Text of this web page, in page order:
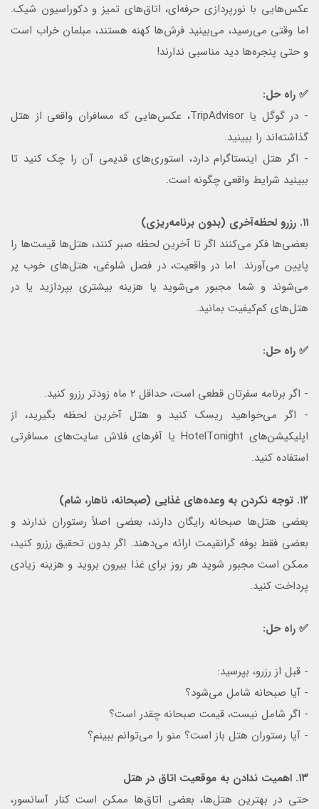
عکس‌هایی با نورپردازی حرفه‌ای، اتاق‌های تمیز و دکوراسیون شیک.
اما وقتی می‌رسید، می‌بینید فرش‌ها کهنه هستند، مبلمان خراب است
و حتی پنجره‌ها دید مناسبی ندارند!
✅ راه حل:
- در گوگل یا TripAdvisor، عکس‌هایی که مسافران واقعی از هتل
گذاشته‌اند را ببینید.
- اگر هتل اینستاگرام دارد، استوری‌های قدیمی آن را چک کنید تا
ببینید شرایط واقعی چگونه است.
۱۱. رزرو لحظه‌آخری (بدون برنامه‌ریزی)
بعضی‌ها فکر می‌کنند اگر تا آخرین لحظه صبر کنند، هتل‌ها قیمت‌ها را
پایین می‌آورند. اما در واقعیت، در فصل شلوغی، هتل‌های خوب پر
می‌شوند و شما مجبور می‌شوید یا هزینه بیشتری بپردازید یا در
هتل‌های کم‌کیفیت بمانید.
✅ راه حل:
- اگر برنامه سفرتان قطعی است، حداقل ۲ ماه زودتر رزرو کنید.
- اگر می‌خواهید ریسک کنید و هتل آخرین لحظه بگیرید، از
اپلیکیشن‌های HotelTonight یا آفرهای فلاش سایت‌های مسافرتی
استفاده کنید.
۱۲. توجه نکردن به وعده‌های غذایی (صبحانه، ناهار، شام)
بعضی هتل‌ها صبحانه رایگان دارند، بعضی اصلاً رستوران ندارند و
بعضی فقط بوفه گرانقیمت ارائه می‌دهند. اگر بدون تحقیق رزرو کنید،
ممکن است مجبور شوید هر روز برای غذا بیرون بروید و هزینه زیادی
پرداخت کنید.
✅ راه حل:
- قبل از رزرو، بپرسید:
- آیا صبحانه شامل می‌شود؟
- اگر شامل نیست، قیمت صبحانه چقدر است؟
- آیا رستوران هتل باز است؟ منو را می‌توانم ببینم؟
۱۳. اهمیت ندادن به موقعیت اتاق در هتل
حتی در بهترین هتل‌ها، بعضی اتاق‌ها ممکن است کنار آسانسور،